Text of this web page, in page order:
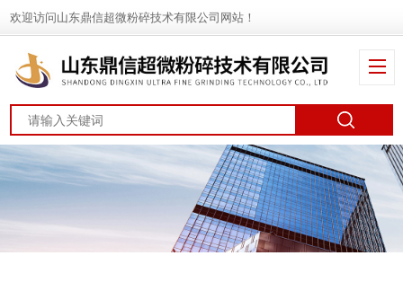
欢迎访问山东鼎信超微粉碎技术有限公司网站！